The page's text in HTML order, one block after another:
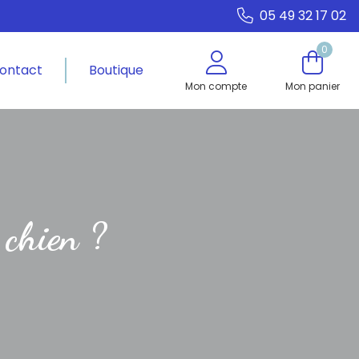
05 49 32 17 02
Boutique
Mon compte
0
Mon panier
?